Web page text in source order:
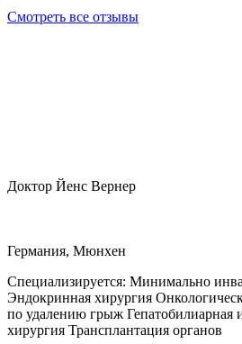
Смотреть все отзывы
Доктор Йенс Вернер
Германия, Мюнхен
Специализируется: Минимально
Эндокринная хирургия
по удалению грыж Гепатобилиарная
хирургия Трансплантация органов